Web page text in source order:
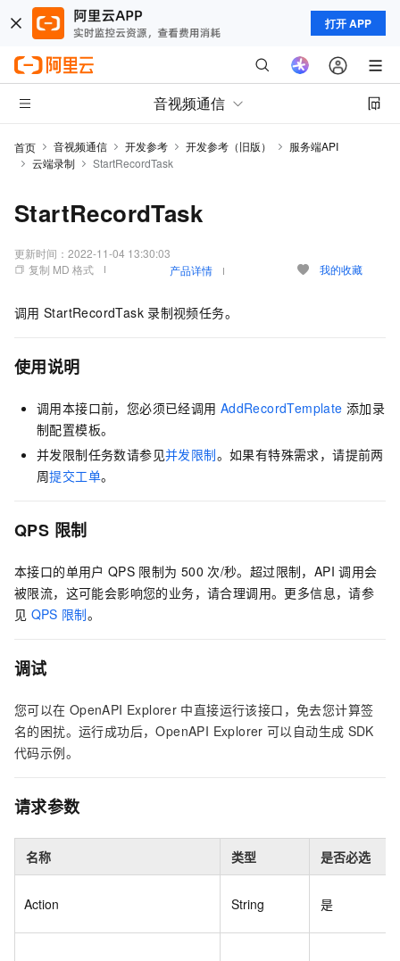
打开 APP
音视频通信
首页 音视频通信 开发参考 开发参考（旧版）
服务端API
云端录制
StartRecordTask
StartRecordTask
更新时间： 2022-11-04 13:30:03
复制 MD 格式
产品详情 我的收藏
调用 StartRecordTask 录制视频任务。
使用说明
调用本接口前，您必须已经调用 AddRecordTemplate 添加录
制配置模板。
并发限制任务数请参见并发限制。如果有特殊需求，请提前两
周提交工单。
QPS 限制
本接口的单用户 QPS 限制为 500 次/秒。超过限制，API 调用会
被限流，这可能会影响您的业务，请合理调用。更多信息，请参
见 QPS 限制。
调试
您可以在 OpenAPI Explorer 中直接运行该接口，免去您计算签
名的困扰。运行成功后，OpenAPI Explorer 可以自动生成 SDK
代码示例。
请求参数
名称 类型 是否必选
Action String 是